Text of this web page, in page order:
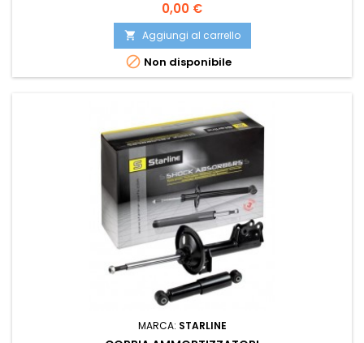
Prezzo
0,00 €
 Aggiungi al carrello
 Non disponibile
MARCA: STARLINE